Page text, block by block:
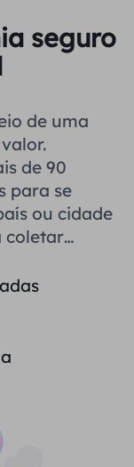
seguro
de uma
de 90
para se
ou cidade
coletar